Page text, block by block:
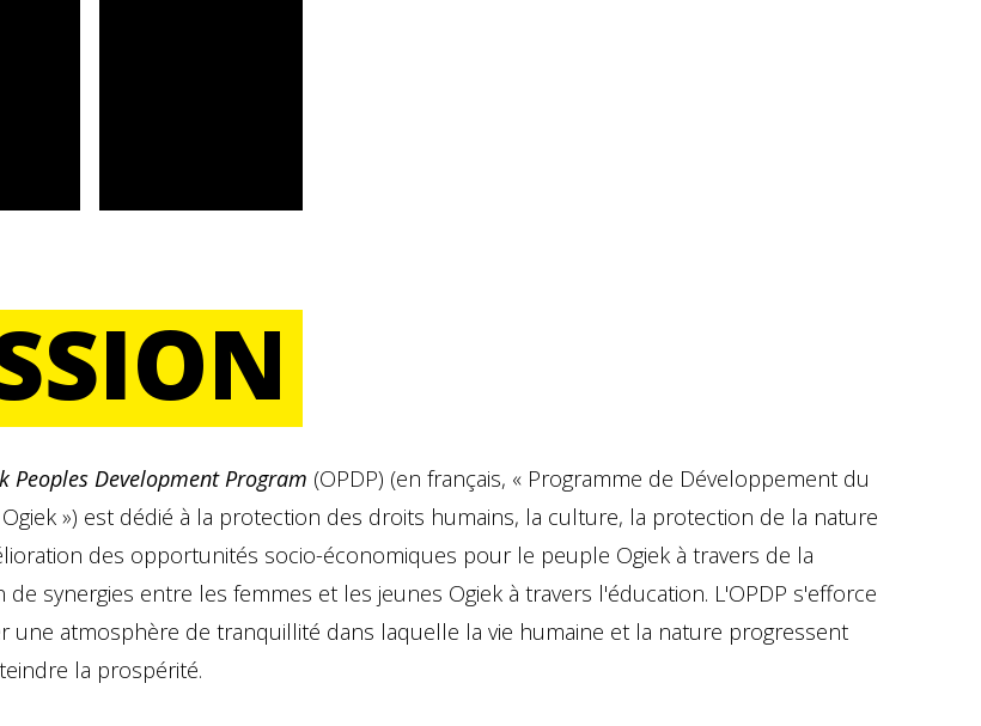
Peoples Development Program (OPDP) (en français, « Programme de Développement du
») est dédié à la protection des droits humains, la culture, la protection de la nature
des opportunités socio-économiques pour le peuple Ogiek à travers de la
de synergies entre les femmes et les jeunes Ogiek à travers l'éducation. L'OPDP s'efforce
une atmosphère de tranquillité dans laquelle la vie humaine et la nature progressent
la prospérité.